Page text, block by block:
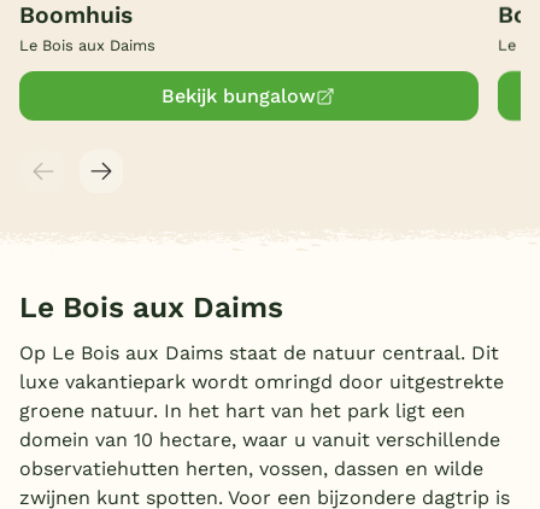
Blog
Boomhuis
Le Bois aux Daims
Bekijk bungalow
Le
Le Bois aux Daims
Op Le Bois aux Daims staat de natuur centraal. Dit
luxe vakantiepark wordt omringd door uitgestrekte
groene natuur. In het hart van het park ligt een
domein van 10 hectare, waar u vanuit verschillende
observatiehutten herten, vossen, dassen en wilde
zwijnen kunt spotten. Voor een bijzondere dagtrip is